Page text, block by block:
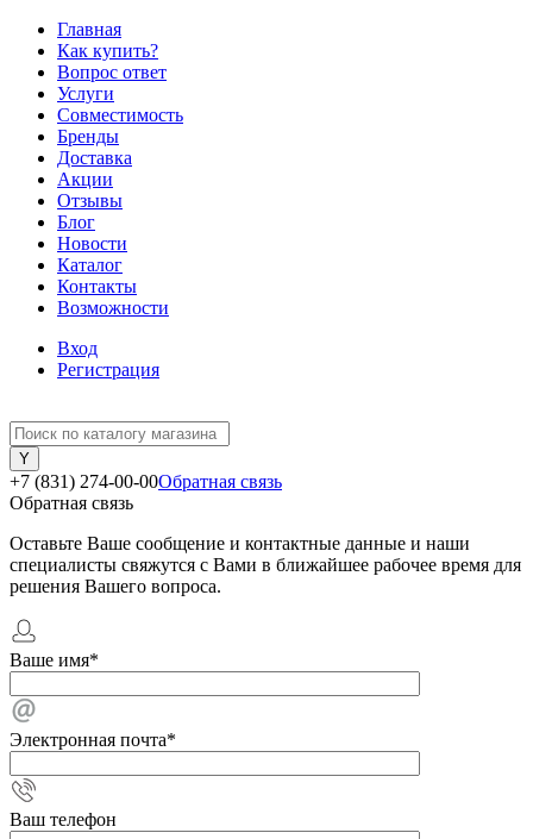
Главная
Как купить?
Вопрос ответ
Услуги
Совместимость
Бренды
Доставка
Акции
Отзывы
Блог
Новости
Каталог
Контакты
Возможности
Вход
Регистрация
+7 (831) 274-00-00Обратная связь
Обратная связь
Оставьте Ваше сообщение и контактные данные и наши
специалисты свяжутся с Вами в ближайшее рабочее время для
решения Вашего вопроса.
Ваше имя*
Электронная почта*
Ваш телефон